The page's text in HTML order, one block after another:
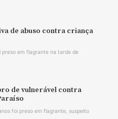
de abuso contra criança
preso em flagrante na tarde de
de vulnerável contra
foi preso em flagrante, suspeito